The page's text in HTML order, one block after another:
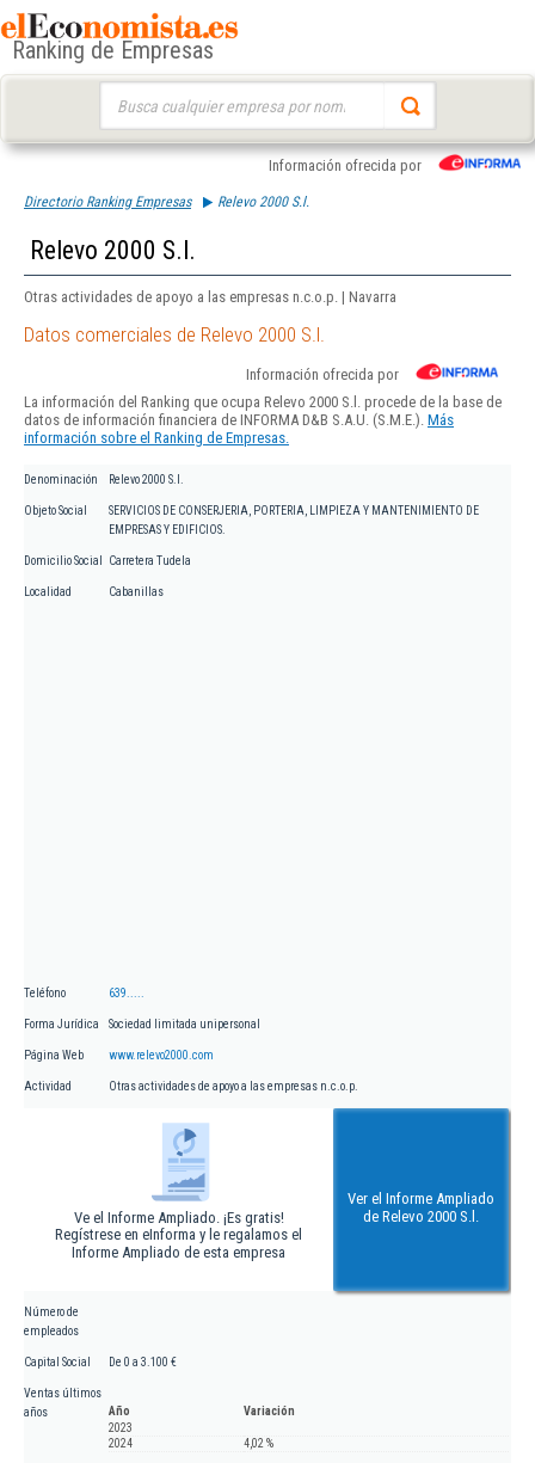
Ranking de Empresas
Información ofrecida por
Directorio Ranking Empresas Relevo 2000 S.l.
Relevo 2000 S.l.
Otras actividades de apoyo a las empresas n.c.o.p. | Navarra
Datos comerciales de Relevo 2000 S.l.
Información ofrecida por
La información del Ranking que ocupa Relevo 2000 S.l. procede de la base de
datos de información financiera de INFORMA D&B S.A.U. (S.M.E.). Más
información sobre el Ranking de Empresas.
Denominación Relevo 2000 S.l.
Objeto Social
SERVICIOS DE CONSERJERIA, PORTERIA, LIMPIEZA Y MANTENIMIENTO DE
EMPRESAS Y EDIFICIOS.
Domicilio Social Carretera Tudela
Localidad Cabanillas
Teléfono 639.....
Forma Jurídica Sociedad limitada unipersonal
Página Web www.relevo2000.com
Actividad Otras actividades de apoyo a las empresas n.c.o.p.
Ve el Informe Ampliado. ¡Es gratis!
Regístrese en eInforma y le regalamos el
Informe Ampliado de esta empresa
Ver el Informe Ampliado
de Relevo 2000 S.l.
Número de
empleados
Capital Social De 0 a 3.100 €
Ventas últimos
años
Año
Variación
2023
2024
4,02 %